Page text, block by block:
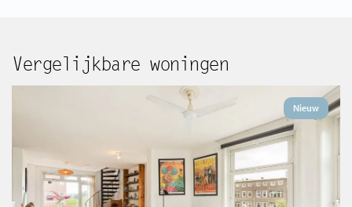
Vergelijkbare woningen
Nieuw